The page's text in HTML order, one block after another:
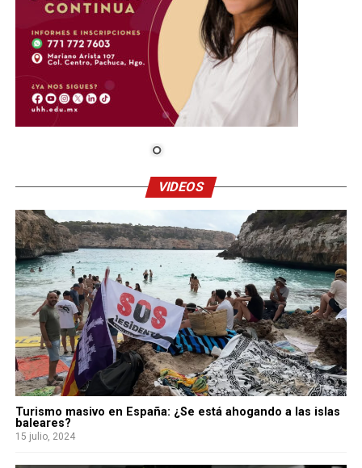
VIDEOS
Turismo masivo en España: ¿Se está ahogando a las islas
baleares?
15 julio, 2024